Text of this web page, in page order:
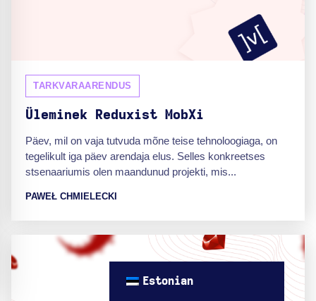
TARKVARAARENDUS
Üleminek Reduxist MobXi
Päev, mil on vaja tutvuda mõne teise tehnoloogiaga, on
tegelikult iga päev arendaja elus. Selles konkreetses
stsenaariumis olen maandunud projekti, mis...
PAWEŁ CHMIELECKI
Estonian